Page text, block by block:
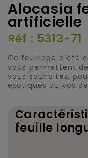
Alocasia
artificielle
Réf : 5313-71
Ce feuillage a été
vous permettent
vous souhaitez,
exotiques ou vos
feuille